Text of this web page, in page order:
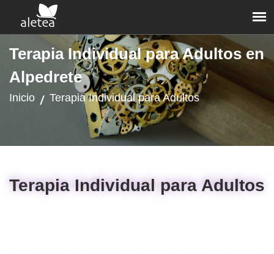
Terapia Individual para Adultos en
Alpedrete
Inicio Terapia Individual para Adultos
Terapia Individual para Adultos